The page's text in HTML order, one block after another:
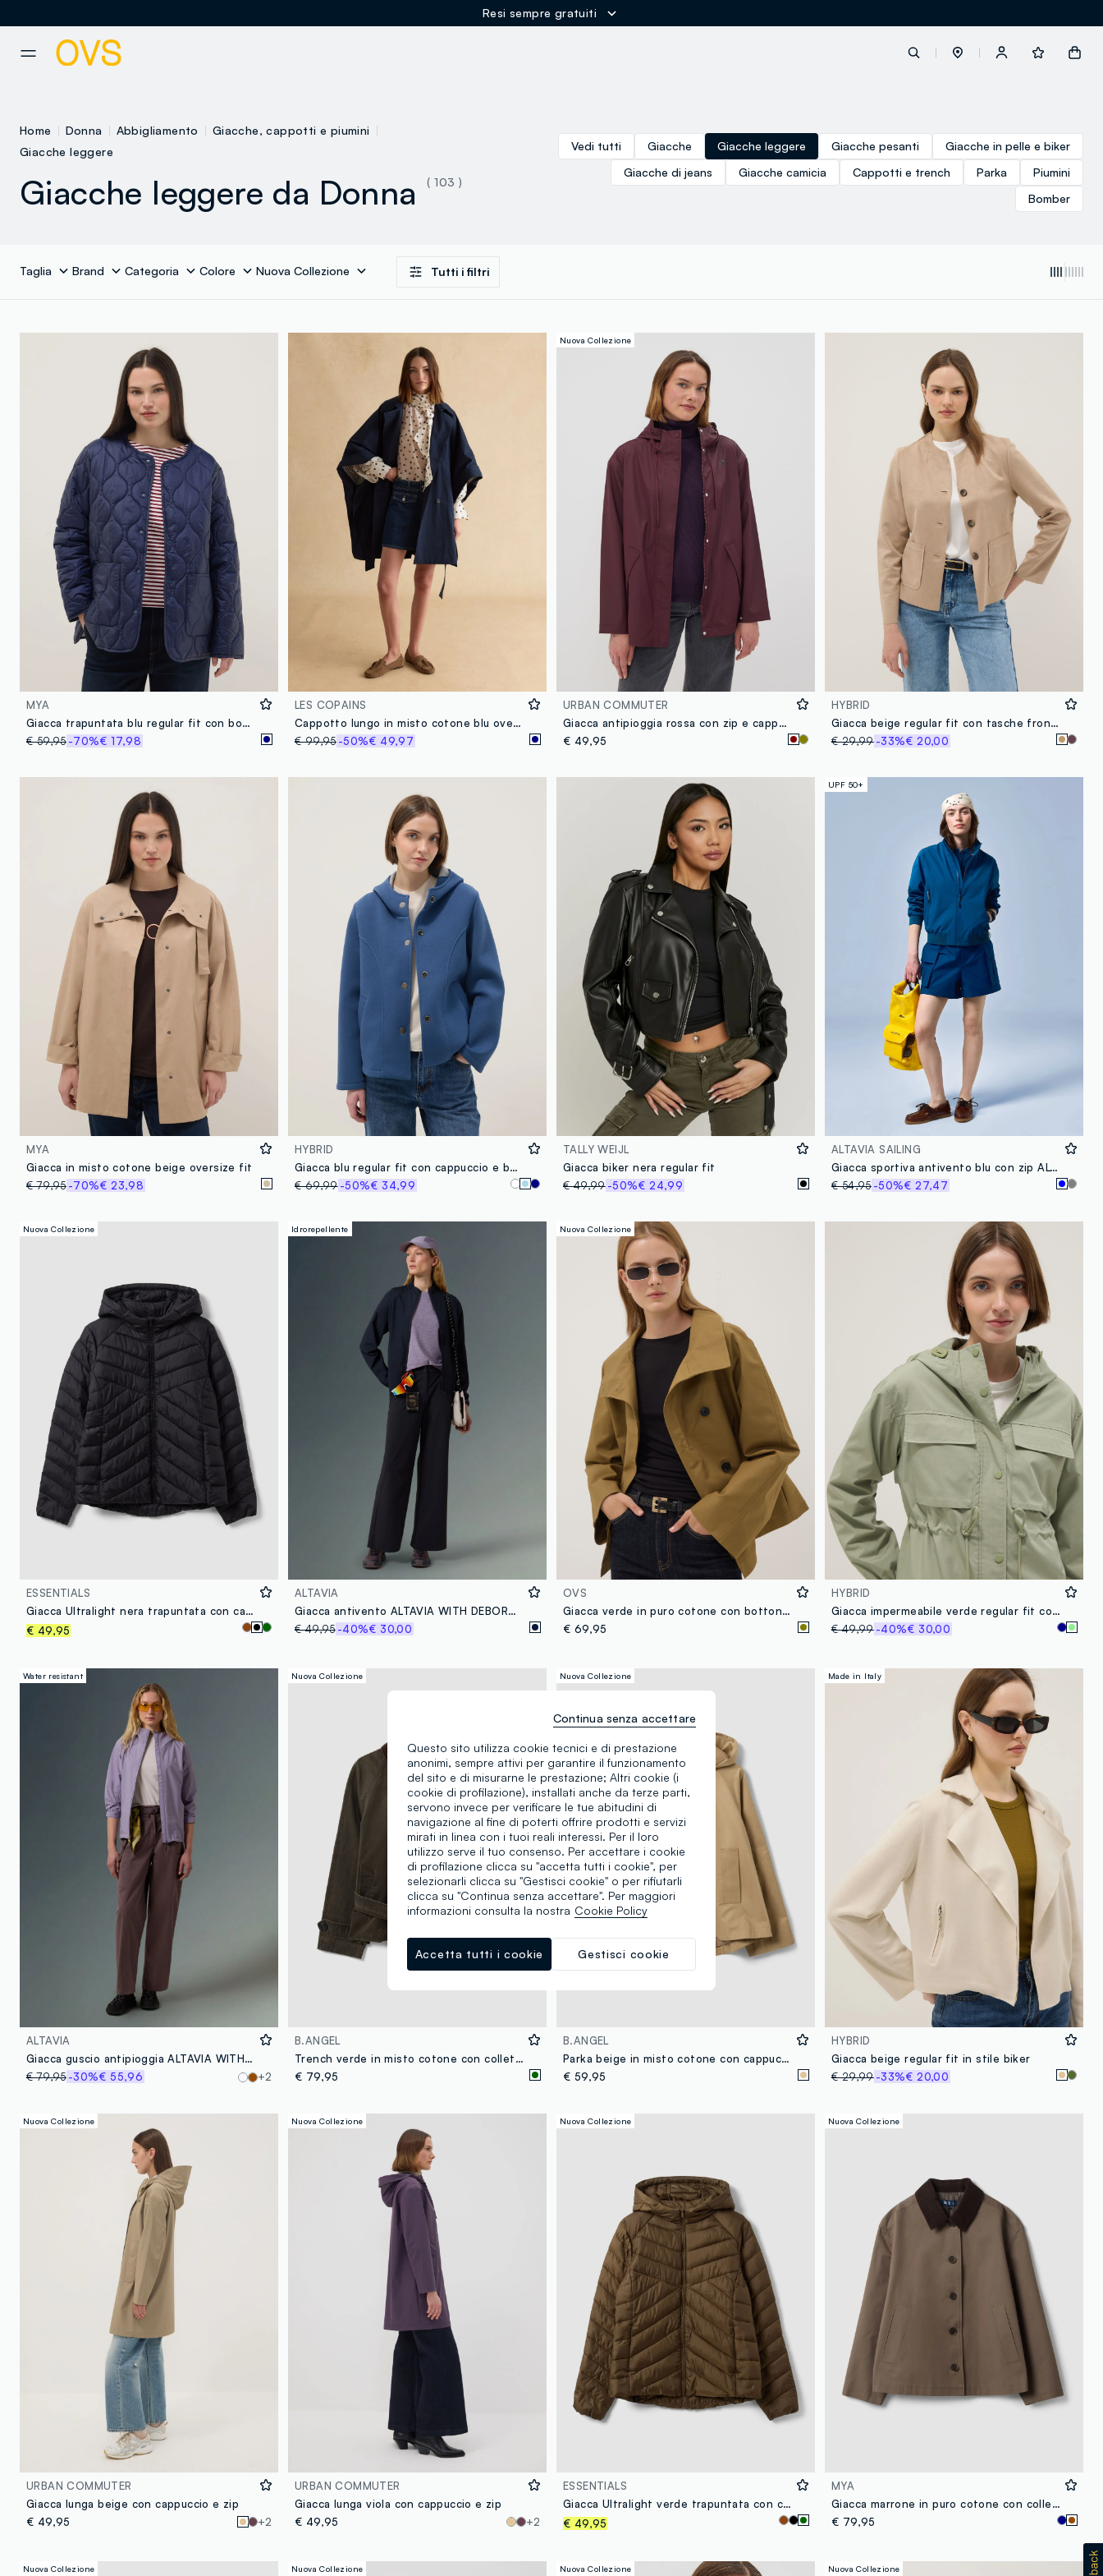
Spedizione Gratuita oltre i 60€
button.loginandregister
loyalty.guest.discoverpagelink
Home Donna Abbigliamento
Giacche, cappotti e piumini
Giacche leggere
Giacche leggere da Donna ( 103 )
Vedi tutti Giacche Giacche leggere Giacche pesanti
Giacche in pelle e biker
Giacche di jeans
Giacche camicia Cappotti e trench Parka
Piumini
Bomber
Taglia Brand Categoria Colore Nuova Collezione Tutti i filtri
MYA
Giacca trapuntata blu regular fit con bottoni
€ 59,95-70%€ 17,98
LES COPAINS
Cappotto lungo in misto cotone blu oversize fit
€ 99,95-50%€ 49,97
Nuova Collezione
URBAN COMMUTER
Giacca antipioggia rossa con zip e cappuccio
€ 49,95
HYBRID
Giacca beige regular fit con tasche frontali
€ 29,99-33%€ 20,00
MYA
Giacca in misto cotone beige oversize fit
€ 79,95-70%€ 23,98
HYBRID
Giacca blu regular fit con cappuccio e bottoni
€ 69,99-50%€ 34,99
TALLY WEIJL
Giacca biker nera regular fit
€ 49,99-50%€ 24,99
UPF 50+
ALTAVIA SAILING
Giacca sportiva antivento blu con zip ALTAVIA SAILING
€ 54,95-50%€ 27,47
Nuova Collezione
ESSENTIALS
Giacca Ultralight nera trapuntata con cappuccio e zip
€ 49,95
Idrorepellente
ALTAVIA
Giacca antivento ALTAVIA WITH DEBORAH COMPAGNONI
€ 49,95-40%€ 30,00
Nuova Collezione
OVS
Giacca verde in puro cotone con bottoni regular fit
€ 69,95
HYBRID
Giacca impermeabile verde regular fit con tasche e cappuccio
€ 49,99-40%€ 30,00
Water resistant
ALTAVIA
Giacca guscio antipioggia ALTAVIA WITH DEBORAH COMPAGNONI
€ 79,95-30%€ 55,96 +2
Nuova Collezione
B.ANGEL
Trench verde in misto cotone con colletto a contrasto regular fit
€ 79,95
Nuova Collezione
B.ANGEL
Parka beige in misto cotone con cappuccio regular fit
€ 59,95
Made in Italy
HYBRID
Giacca beige regular fit in stile biker
€ 29,99-33%€ 20,00
Nuova Collezione
URBAN COMMUTER
Giacca lunga beige con cappuccio e zip
€ 49,95
+2
Nuova Collezione
URBAN COMMUTER
Giacca lunga viola con cappuccio e zip
€ 49,95
+2
Nuova Collezione
ESSENTIALS
Giacca Ultralight verde trapuntata con cappuccio e zip
€ 49,95
Nuova Collezione
MYA
Giacca marrone in puro cotone con colletto a contrasto regular fit
€ 79,95
Nuova Collezione Nuova Collezione Nuova Collezione Nuova Collezione
Questo sito utilizza cookie tecnici e di prestazione
anonimi, sempre attivi per garantire il funzionamento
del sito e di misurarne le prestazione; Altri cookie (i
cookie di profilazione), installati anche da terze parti,
servono invece per verificare le tue abitudini di
navigazione al fine di poterti offrire prodotti e servizi
mirati in linea con i tuoi reali interessi. Per il loro
utilizzo serve il tuo consenso. Per accettare i cookie
di profilazione clicca su "accetta tutti i cookie", per
selezionarli clicca su "Gestisci cookie" o per rifiutarli
clicca su "Continua senza accettare". Per maggiori
informazioni consulta la nostra Cookie Policy
Gestisci cookie
Accetta tutti i cookie
Continua senza accettare